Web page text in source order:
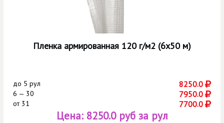
Пленка армированная 120 г/м2 (6х50 м)
до 5 рул 8250.0
6 — 30 7950.0
от31 7700.0
Цена: 8250.0 руб за рул